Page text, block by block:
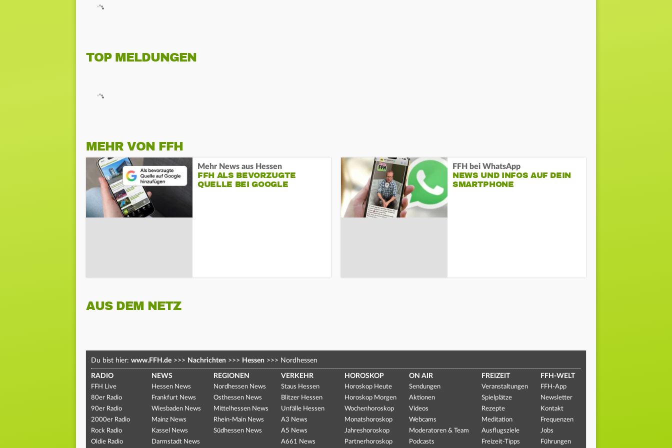
TOP MELDUNGEN
MEHR VON FFH
Mehr News aus Hessen
FFH ALS BEVORZUGTE
QUELLE BEI GOOGLE
FFH bei WhatsApp
NEWS UND INFOS AUF DEIN
SMARTPHONE
AUS DEM NETZ
Du bist hier: www.FFH.de >>> Nachrichten >>> Hessen >>> Nordhessen
RADIO
FFH Live
80er Radio
90er Radio
2000er Radio
Rock Radio
Oldie Radio
NEWS
Hessen News
Frankfurt News
Wiesbaden News
Mainz News
Kassel News
Darmstadt News
REGIONEN
Nordhessen News
Osthessen News
Mittelhessen News
Rhein-Main News
Südhessen News
VERKEHR
Staus Hessen
Blitzer Hessen
Unfälle Hessen
A3 News
A5 News
A661 News
HOROSKOP
Horoskop Heute
Horoskop Morgen
Wochenhoroskop
Monatshoroskop
Jahreshoroskop
Partnerhoroskop
ON AIR
Sendungen
Aktionen
Videos
Webcams
Moderatoren & Team
Podcasts
FREIZEIT
Veranstaltungen
Spielplätze
Rezepte
Meditation
Ausflugsziele
Freizeit-Tipps
FFH-WELT
FFH-App
Newsletter
Kontakt
Frequenzen
Jobs
Führungen